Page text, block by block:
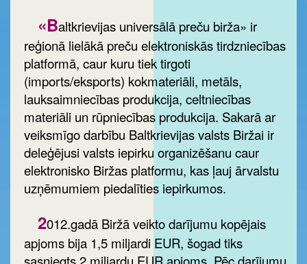
«Baltkrievijas universālā preču birža» ir
reģionā lielākā preču elektroniskās tirdzniecības
platformā, caur kuru tiek tirgoti
(imports/eksports) kokmateriāli, metāls,
lauksaimniecības produkcija, celtniecības
materiāli un rūpniecības produkcija. Sakarā ar
veiksmīgo darbību Baltkrievijas valsts Biržai ir
deleģējusi valsts iepirku organizēšanu caur
elektronisko Biržas platformu, kas ļauj ārvalstu
uzņēmumiem piedalīties iepirkumos.
2012.gadā Biržā veikto darījumu kopējais
apjoms bija 1,5 miljardi EUR, šogad tiks